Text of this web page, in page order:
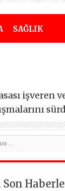
SAĞLIK
işveren
Son